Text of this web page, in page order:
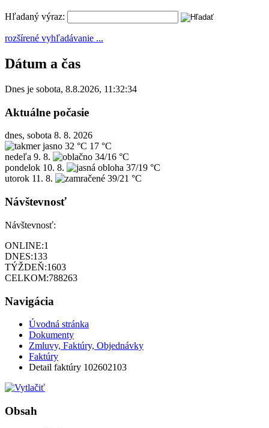
Hľadaný výraz:
rozšírené vyhľadávanie ...
Dátum a čas
Dnes je sobota, 8.8.2026, 11:32:34
Aktuálne počasie
dnes, sobota 8. 8. 2026
32 °C 17 °C
nedeľa 9. 8.
34/16 °C
pondelok 10. 8.
37/19 °C
utorok 11. 8. 39/21 °C
Návštevnosť
Návštevnosť:
ONLINE:1
DNES:133
TÝŽDEŇ:1603
CELKOM:788263
Navigácia
Úvodná stránka
Dokumenty
Zmluvy, Faktúry, Objednávky
Faktúry
Detail faktúry 102602103
Obsah